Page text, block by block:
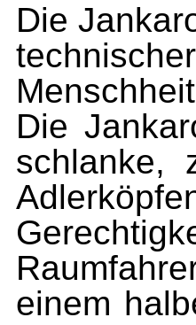
Die
Die
schlanke,
einem